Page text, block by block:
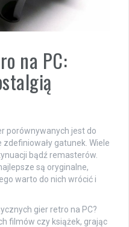
na PC:
porównywanych jest do
gatunek. Wiele
bądź remasterów.
są oryginalne,
warto do nich wrócić i
gier retro na PC?
filmów czy książek, grając